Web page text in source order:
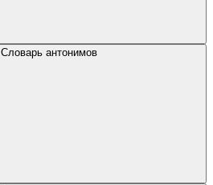
Словарь антонимов